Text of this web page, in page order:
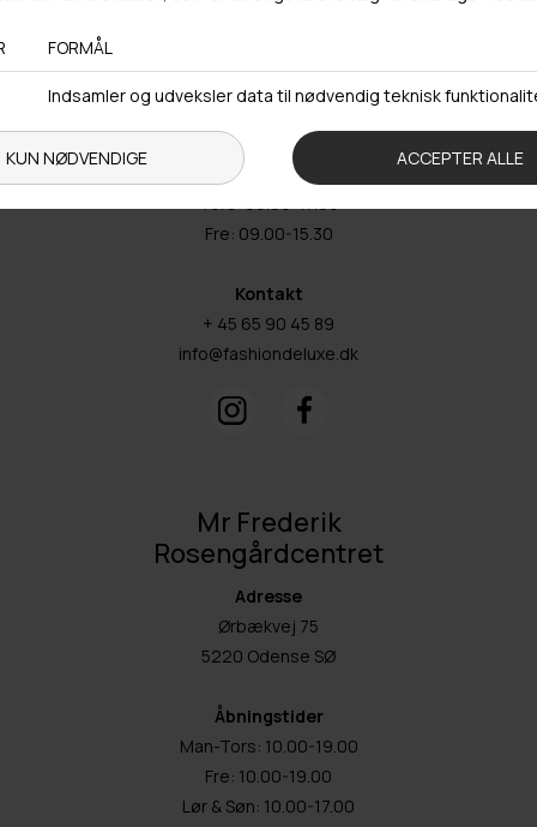
Åbningstider
Man-Ons: 09.00-15.30
Fre: 09.00-15.30
Kontakt
+ 45 65 90 45 89
info@fashiondeluxe.dk
Mr Frederik
Rosengårdcentret
Adresse
Ørbækvej 75
5220 Odense SØ
Åbningstider
Man-Tors: 10.00-19.00
Fre: 10.00-19.00
Lør & Søn: 10.00-17.00